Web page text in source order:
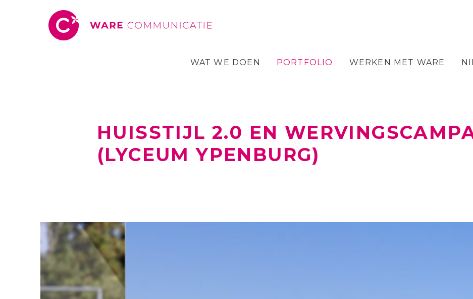
HUISSTIJL 2.0 EN
(LYCEUM YPENBURG)
WAT WE DOEN PORTFOLIO WERKEN MET WARE